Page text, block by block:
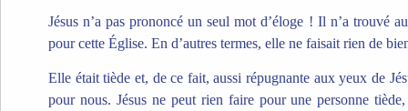
Jésus n’a pas prononcé un seul mot d’éloge ! Il n’a trouvé
pour cette Église. En d’autres termes, elle ne faisait rien de
Elle était tiède et, de ce fait, aussi répugnante aux yeux de
pour nous. Jésus ne peut rien faire pour une personne